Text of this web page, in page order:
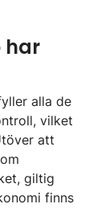
har
alla de
vilket
att
giltig
finns